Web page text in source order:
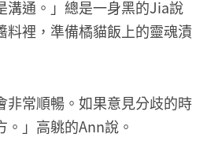
溝通。」總是一身黑的Jia說
料裡，準備橘貓飯上的靈魂漬
非常順暢。如果意見分歧的時
」高䠷的Ann說。